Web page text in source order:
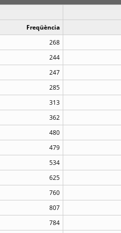
Freqüència
268
244
247
285
313
362
480
479
534
625
760
807
784